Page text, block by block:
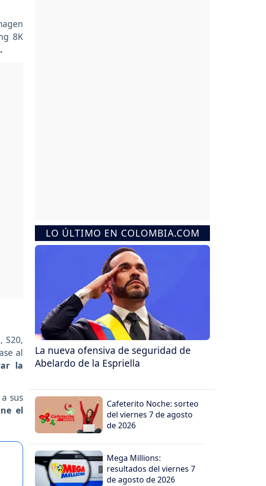
8K
S20,
al
la
sus
el
LO ÚLTIMO EN COLOMBIA.COM
La nueva ofensiva de seguridad de
Abelardo de la Espriella
Cafeterito Noche: sorteo
del viernes 7 de agosto
de 2026
Mega Millions:
resultados del viernes 7
de agosto de 2026